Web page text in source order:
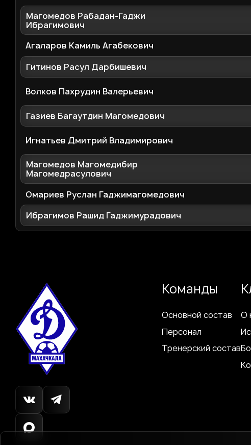
Магомедов Рабадан-Гаджи
Ибрагимович
Агаларов Камиль Агабекович
Гитинов Расул Дарбишевич
Волков Пахрудин Валерьевич
Газиев Багаутдин Магомедович
Игнатьев Дмитрий Владимирович
Магомедов Магомедибир
Магомедрасулович
Омариев Руслан Гаджимагомедович
Ибрагимов Рашид Гаджимурадович
Команды
Основной состав
Персонал
Тренерский состав
О